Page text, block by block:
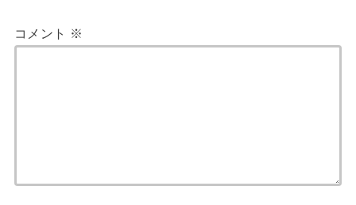
コメント ※